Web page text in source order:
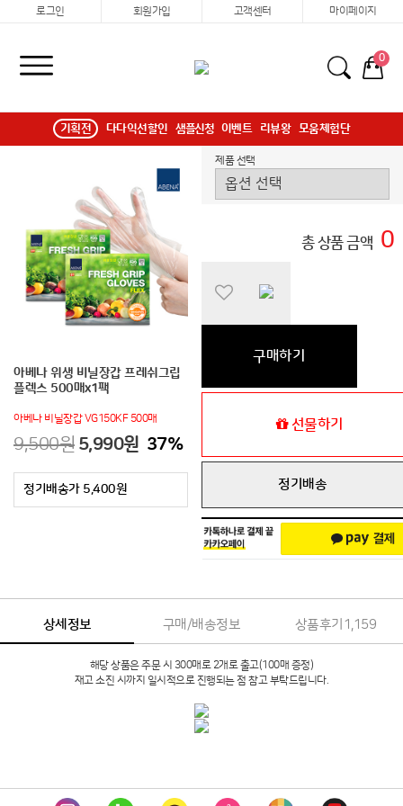
로그인 회원가입 고객센터 마이페이지
0
기획전 다다익선할인 샘플신청 이벤트 리뷰왕 모움체험단
아베나 위생 비닐장갑 프레쉬그립
플렉스 500매x1팩
아베나 비닐장갑 VG150KF 500매
9,500원 5,990원 37%
정기배송가 5,400원
제품 선택
총 상품 금액 0
구매하기
선물하기
정기배송
상세정보 구매/배송정보 상품후기 1,159
해당 상품은 주문 시 300매로 2개로 출고(100매 증정)
재고 소진 시까지 일시적으로 진행되는 점 참고 부탁드립니다.